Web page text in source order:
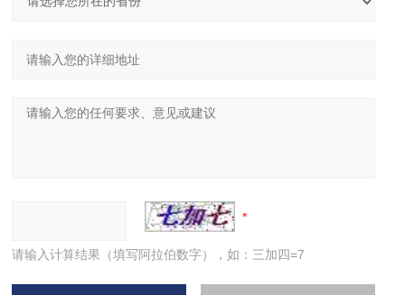
请输入计算结果（填写阿拉伯数字），如：三加四=7